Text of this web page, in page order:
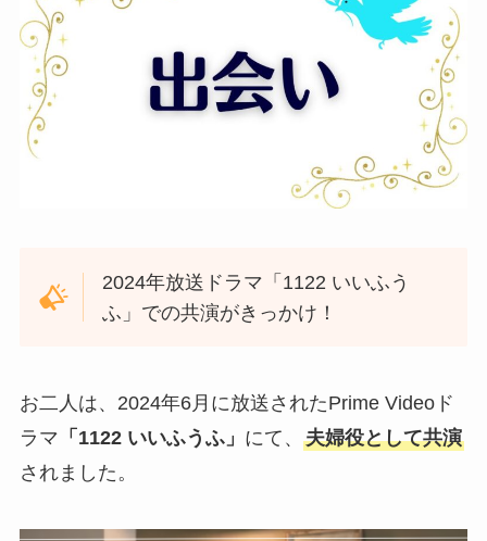
2024年放送ドラマ「1122 いいふう
ふ」での共演がきっかけ！
お二人は、2024年6月に放送されたPrime Videoド
ラマ 「1122 いいふうふ」 にて、 夫婦役として共演
されました。